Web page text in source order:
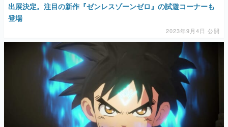
出展決定。注目の新作『ゼンレスゾーンゼロ』の試遊コーナーも
登場
2023年9月4日 公開